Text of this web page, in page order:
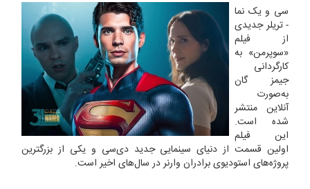
سی و یک نما
- تریلر جدیدی
از فیلم
«سوپرمن» به
کارگردانی
جیمز گان
به‌صورت
آنلاین منتشر
شده است.
این فیلم
اولین قسمت از دنیای سینمایی جدید دی‌سی و یکی از بزرگترین
پروژه‌های استودیوی برادران وارنر در سال‌های اخیر است.